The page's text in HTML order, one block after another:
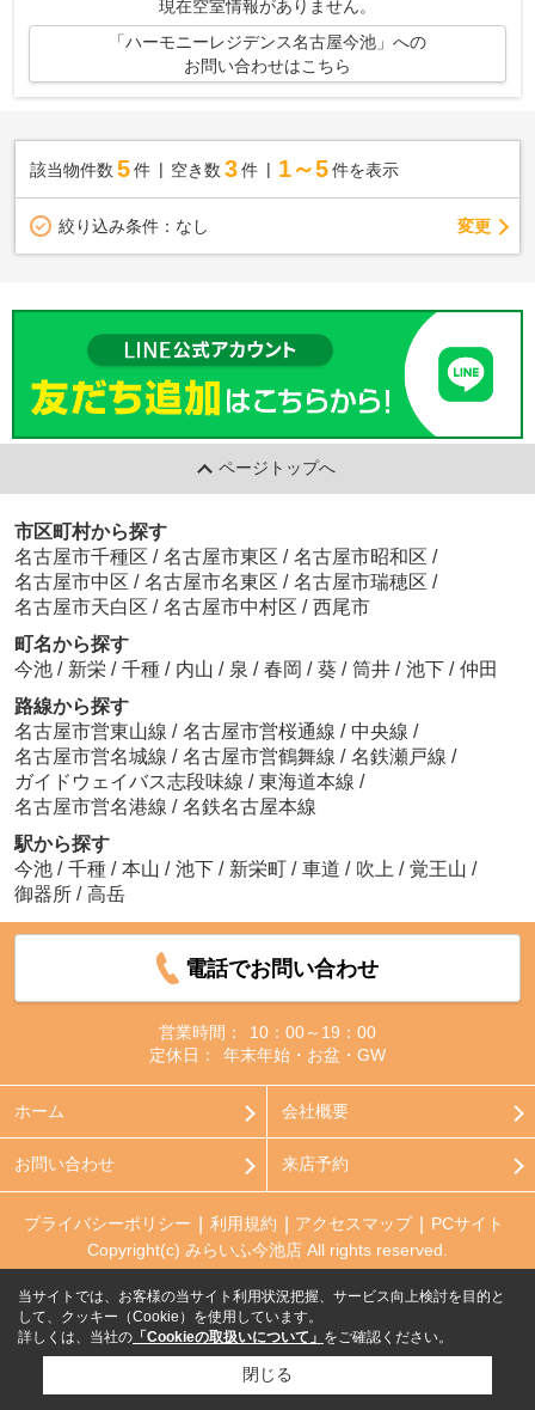
現在空室情報がありません。
「ハーモニーレジデンス名古屋今池」への
お問い合わせはこちら
該当物件数 5件 空き数 3 件 1～5 件を表示
絞り込み条件： なし 変更
ページトップへ
市区町村から探す
名古屋市千種区 / 名古屋市東区 / 名古屋市昭和区 /
名古屋市中区 / 名古屋市名東区 / 名古屋市瑞穂区 /
名古屋市天白区 / 名古屋市中村区 / 西尾市
町名から探す
今池 / 新栄 / 千種 / 内山 / 泉 / 春岡 / 葵 / 筒井 / 池下 / 仲田
路線から探す
名古屋市営東山線 / 名古屋市営桜通線 / 中央線 /
名古屋市営名城線 / 名古屋市営鶴舞線 / 名鉄瀬戸線 /
ガイドウェイバス志段味線 / 東海道本線 /
名古屋市営名港線 / 名鉄名古屋本線
駅から探す
今池 / 千種 / 本山 / 池下 / 新栄町 / 車道 / 吹上 / 覚王山 /
御器所 / 高岳
電話でお問い合わせ
営業時間：
10：00～19：00
定休日：
年末年始・お盆・GW
ホーム 会社概要
お問い合わせ 来店予約
プライバシーポリシー 利用規約 アクセスマップ
PCサイト
Copyright(c) みらいふ今池店 All rights reserved.
当サイトでは、お客様の当サイト利用状況把握、サービス向上検討を目的と
して、クッキー（Cookie）を使用しています。
詳しくは、当社の 「Cookieの取扱いについて」 をご確認ください。
閉じる